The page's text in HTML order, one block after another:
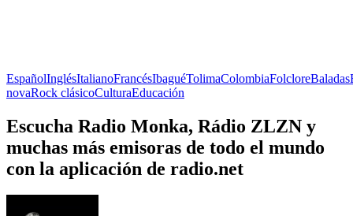
EspañolInglésItalianoFrancésIbaguéTolimaColombiaFolcloreBaladas
novaRock clásicoCulturaEducación
Escucha Radio Monka, Rádio ZLZN y
muchas más emisoras de todo el mundo
con la aplicación de radio.net